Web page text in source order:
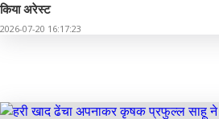
किया अरेस्ट
2026-07-20 16:17:23